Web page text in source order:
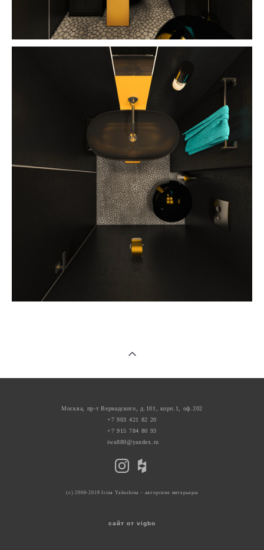
Москва, пр-т Вернадского, д.101, корп.1, оф.202
+7 903 421 82 20
+7 915 784 80 93
iwa880@yandex.ru
(с) 2006-2019 Irina Yakushina - авторские интерьеры
сайт от vigbo